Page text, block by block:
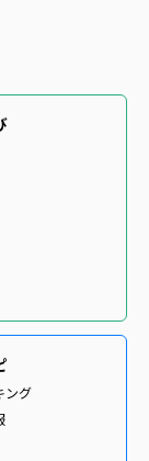
ング